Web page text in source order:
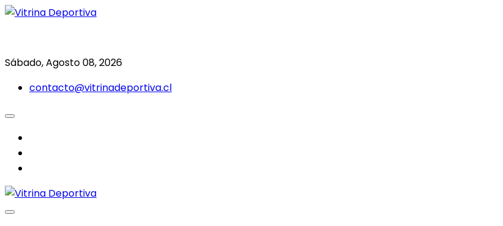
Saltar
Sábado, Agosto 08, 2026
contacto@vitrinadeportiva.cl